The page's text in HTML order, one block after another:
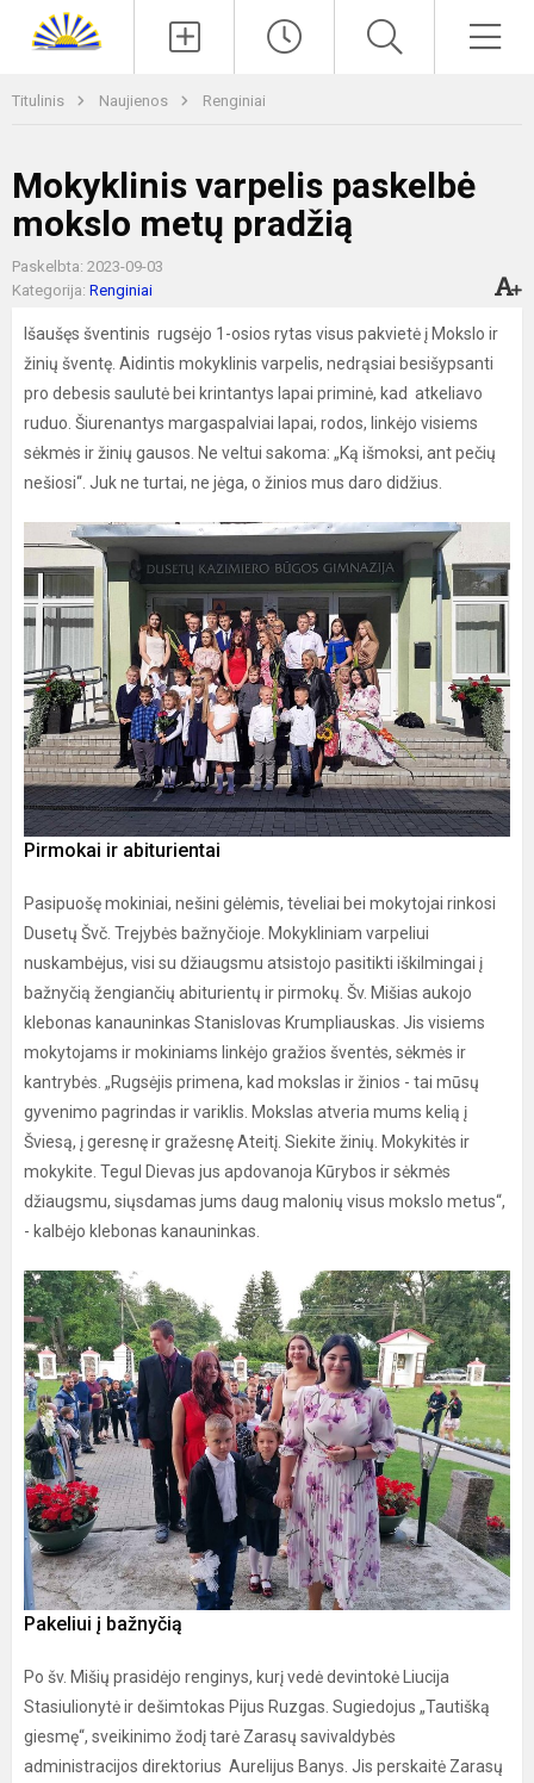
Titulinis Naujienos Renginiai
Mokyklinis varpelis paskelbė
mokslo metų pradžią
Paskelbta: 2023-09-03
Kategorija: Renginiai
Išaušęs šventinis rugsėjo 1-osios rytas visus pakvietė į Mokslo ir
žinių šventę. Aidintis mokyklinis varpelis, nedrąsiai besišypsanti
pro debesis saulutė bei krintantys lapai priminė, kad atkeliavo
ruduo. Šiurenantys margaspalviai lapai, rodos, linkėjo visiems
sėkmės ir žinių gausos. Ne veltui sakoma: „Ką išmoksi, ant pečių
nešiosi“. Juk ne turtai, ne jėga, o žinios mus daro didžius.
Pirmokai ir abiturientai
Pasipuošę mokiniai, nešini gėlėmis, tėveliai bei mokytojai rinkosi
Dusetų Švč. Trejybės bažnyčioje. Mokykliniam varpeliui
nuskambėjus, visi su džiaugsmu atsistojo pasitikti iškilmingai į
bažnyčią žengiančių abiturientų ir pirmokų. Šv. Mišias aukojo
klebonas kanauninkas Stanislovas Krumpliauskas. Jis visiems
mokytojams ir mokiniams linkėjo gražios šventės, sėkmės ir
kantrybės. „Rugsėjis primena, kad mokslas ir žinios - tai mūsų
gyvenimo pagrindas ir variklis. Mokslas atveria mums kelią į
Šviesą, į geresnę ir gražesnę Ateitį. Siekite žinių. Mokykitės ir
mokykite. Tegul Dievas jus apdovanoja Kūrybos ir sėkmės
džiaugsmu, siųsdamas jums daug malonių visus mokslo metus“,
- kalbėjo klebonas kanauninkas.
Pakeliui į bažnyčią
Po šv. Mišių prasidėjo renginys, kurį vedė devintokė Liucija
Stasiulionytė ir dešimtokas Pijus Ruzgas. Sugiedojus „Tautišką
giesmę“, sveikinimo žodį tarė Zarasų savivaldybės
administracijos direktorius Aurelijus Banys. Jis perskaitė Zarasų